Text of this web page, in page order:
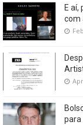
E
com
para